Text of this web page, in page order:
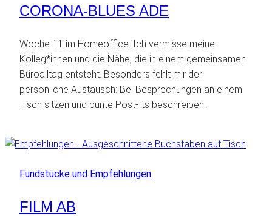
CORONA-BLUES ADE
Woche 11 im Homeoffice. Ich vermisse meine
Kolleg*innen und die Nähe, die in einem gemeinsamen
Büroalltag entsteht. Besonders fehlt mir der
persönliche Austausch: Bei Besprechungen an einem
Tisch sitzen und bunte Post-Its beschreiben.
Fundstücke und Empfehlungen
FILM AB